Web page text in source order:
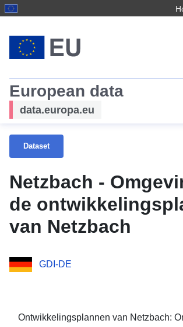
European data
data.europa.eu
Dataset
Netzbach -
de
van Netzbach
GDI-DE
Ontwikkelingsplannen van Netzbach: